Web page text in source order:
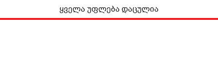
ყველა უფლება დაცულია